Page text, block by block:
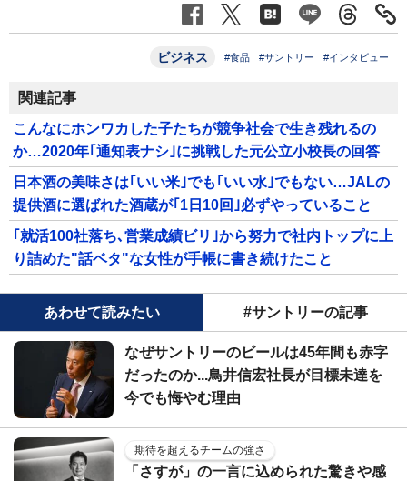
ビジネス #食品 #サントリー #インタビュー
関連記事
こんなにホンワカした子たちが競争社会で生き残れるの
か…2020年｢通知表ナシ｣に挑戦した元公立小校長の回答
日本酒の美味さは｢いい米｣でも｢いい水｣でもない…JALの
提供酒に選ばれた酒蔵が｢1日10回｣必ずやっていること
｢就活100社落ち､営業成績ビリ｣から努力で社内トップに上
り詰めた"話ベタ"な女性が手帳に書き続けたこと
あわせて読みたい #サントリーの記事
なぜサントリーのビールは45年間も赤字
だったのか...鳥井信宏社長が目標未達を
今でも悔やむ理由
期待を超えるチームの強さ
「さすが」の一言に込められた驚きや感